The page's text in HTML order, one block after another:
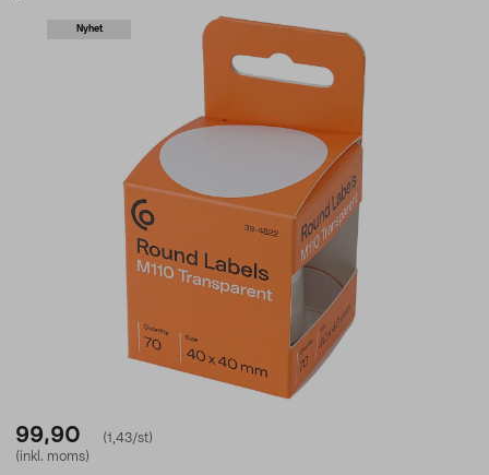
Nyhet
99,90
(1,43/st)
(inkl. moms)